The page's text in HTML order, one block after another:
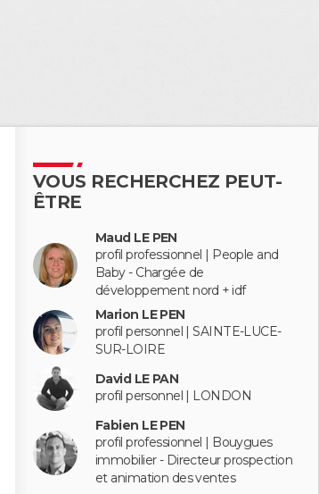
VOUS RECHERCHEZ PEUT-
ÊTRE
Maud LE PEN
profil professionnel | People and
Baby - Chargée de
développement nord + idf
Marion LE PEN
profil personnel | SAINTE-LUCE-
SUR-LOIRE
David LE PAN
profil personnel | LONDON
Fabien LE PEN
profil professionnel | Bouygues
immobilier - Directeur prospection
et animation des ventes